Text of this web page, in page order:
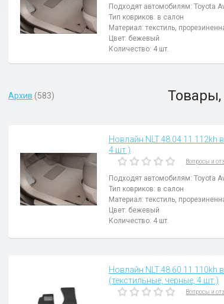
Подходят автомобилям: Toyota
Тип ковриков: в салон
Материал: текстиль,
Цвет: бежевый
Количество: 4 шт.
Архив (583) Товары,
Новлайн NLT.48.04.11.112kh
4 шт.)
Вопросы и
Подходят автомобилям: Toyota
Тип ковриков: в салон
Материал: текстиль,
Цвет: бежевый
Количество: 4 шт.
Новлайн NLT.48.60.11.110kh
(текстильные, черные, 4 шт.)
Вопросы и